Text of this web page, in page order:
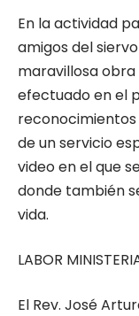
En la actividad
amigos del
maravillosa
efectuado en el
de un servicio
video en el que
donde también
vida.
LABOR
El Rev. José